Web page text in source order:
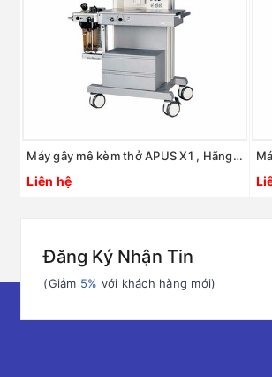
Máy gây mê kèm thở APUS X1 , Hãng: Axcent/ Đức
Liên hệ
Đăng Ký Nhận Tin
(Giảm 5% với khách hàng mới)